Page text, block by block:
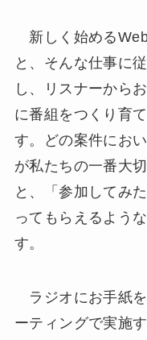
新しく始める
と、そんな仕事に
し、リスナーから
に番組をつくり育
す。どの案件にお
が私たちの一番大
と、「参加してみ
ってもらえるよう
す。
ラジオにお手紙を
ーティングで実施